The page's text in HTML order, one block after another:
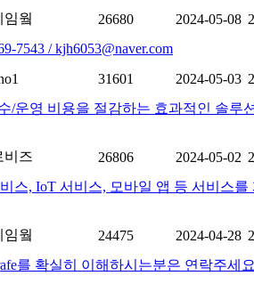
임웤 26680 2024-05-08
/ kjh6053@naver.com
31601 2024-05-03
/운영 비용을 절감하는 효과적인 솔루
비즈 26806 2024-05-02
, IoT 서비스, 모바일 앱 등 서비스를
임웤 24475 2024-04-28
를 확실히 이해하시는분은 연락주세